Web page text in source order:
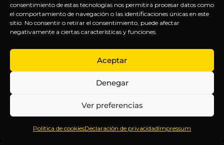
consentimiento de estas tecnologías nos permitirá procesar datos como
el comportamiento de navegación o las identificaciones únicas en este
sitio. No consentir o retirar el consentimiento, puede afectar
negativamente a ciertas características y funciones.
Aceptar
Denegar
Ver preferencias
Política de cookiesDeclaración de privacidadImpressum
Inteligencia
Anticipándonos
EXPLORA
Inicio
Sobre
Contenido
Webinars
LEGAL
Política
de
Términos y
Aviso
SÍGUENOS